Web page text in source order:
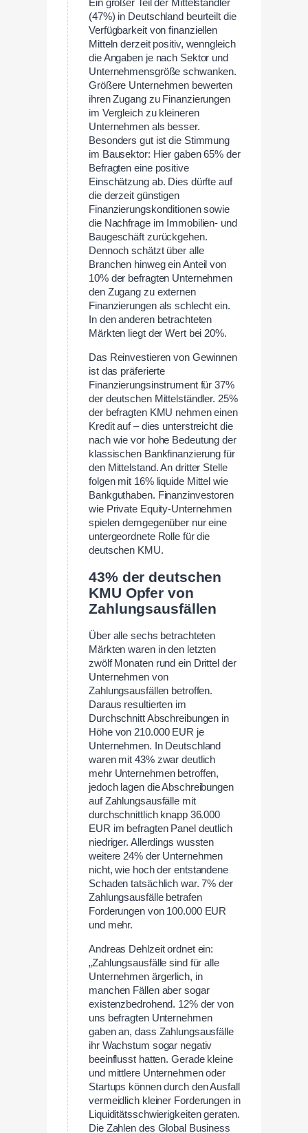
Ein großer Teil der Mittelständler
(47%) in Deutschland beurteilt die
Verfügbarkeit von finanziellen
Mitteln derzeit positiv, wenngleich
die Angaben je nach Sektor und
Unternehmensgröße schwanken.
Größere Unternehmen bewerten
ihren Zugang zu Finanzierungen
im Vergleich zu kleineren
Unternehmen als besser.
Besonders gut ist die Stimmung
im Bausektor: Hier gaben 65% der
Befragten eine positive
Einschätzung ab. Dies dürfte auf
die derzeit günstigen
Finanzierungskonditionen sowie
die Nachfrage im Immobilien- und
Baugeschäft zurückgehen.
Dennoch schätzt über alle
Branchen hinweg ein Anteil von
10% der befragten Unternehmen
den Zugang zu externen
Finanzierungen als schlecht ein.
In den anderen betrachteten
Märkten liegt der Wert bei 20%.
Das Reinvestieren von Gewinnen
ist das präferierte
Finanzierungsinstrument für 37%
der deutschen Mittelständler. 25%
der befragten KMU nehmen einen
Kredit auf – dies unterstreicht die
nach wie vor hohe Bedeutung der
klassischen Bankfinanzierung für
den Mittelstand. An dritter Stelle
folgen mit 16% liquide Mittel wie
Bankguthaben. Finanzinvestoren
wie Private Equity-Unternehmen
spielen demgegenüber nur eine
untergeordnete Rolle für die
deutschen KMU.
43% der deutschen
KMU Opfer von
Zahlungsausfällen
Über alle sechs betrachteten
Märkten waren in den letzten
zwölf Monaten rund ein Drittel der
Unternehmen von
Zahlungsausfällen betroffen.
Daraus resultierten im
Durchschnitt Abschreibungen in
Höhe von 210.000 EUR je
Unternehmen. In Deutschland
waren mit 43% zwar deutlich
mehr Unternehmen betroffen,
jedoch lagen die Abschreibungen
auf Zahlungsausfälle mit
durchschnittlich knapp 36.000
EUR im befragten Panel deutlich
niedriger. Allerdings wussten
weitere 24% der Unternehmen
nicht, wie hoch der entstandene
Schaden tatsächlich war. 7% der
Zahlungsausfälle betrafen
Forderungen von 100.000 EUR
und mehr.
Andreas Dehlzeit ordnet ein:
„Zahlungsausfälle sind für alle
Unternehmen ärgerlich, in
manchen Fällen aber sogar
existenzbedrohend. 12% der von
uns befragten Unternehmen
gaben an, dass Zahlungsausfälle
ihr Wachstum sogar negativ
beeinflusst hatten. Gerade kleine
und mittlere Unternehmen oder
Startups können durch den Ausfall
vermeidlich kleiner Forderungen in
Liquiditätsschwierigkeiten geraten.
Die Zahlen des Global Business